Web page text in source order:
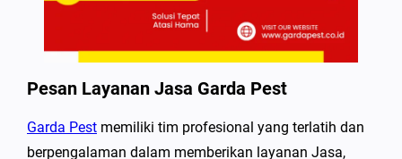
Pesan Layanan Jasa Garda Pest
Garda Pest memiliki tim profesional yang terlatih dan
berpengalaman dalam memberikan layanan Jasa,